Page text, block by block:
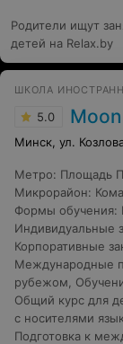
Родители ищут
детей на Relax.by
ШКОЛА
5.0
Минск, ул.
Метро: Площадь
Микрорайон:
Формы обучения:
Индивидуальные
Корпоративные
Международные
рубежом
Общий курс для
с носителями
Подготовка к